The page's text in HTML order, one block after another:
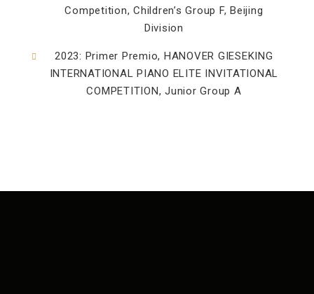
Competition, Children’s Group F, Beijing
Division
2023: Primer Premio, HANOVER GIESEKING
INTERNATIONAL PIANO ELITE INVITATIONAL
COMPETITION, Junior Group A